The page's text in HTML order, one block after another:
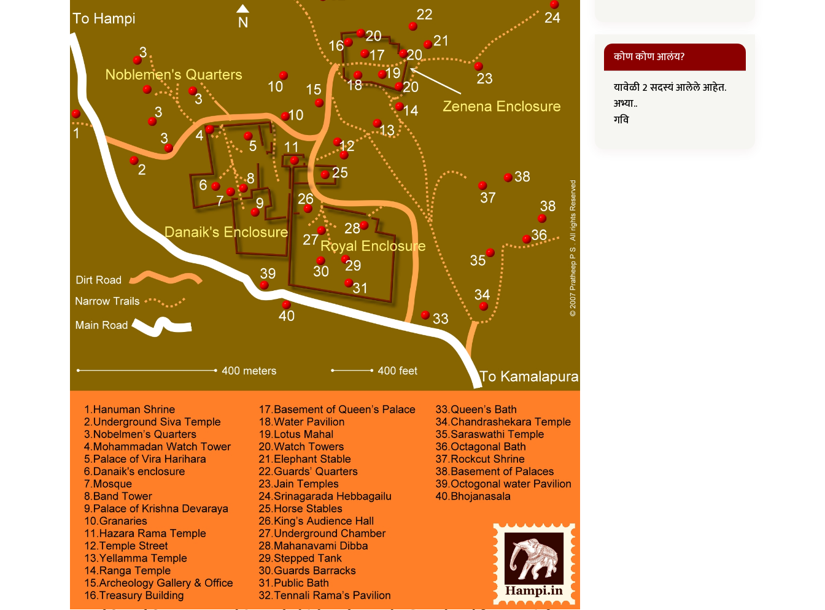
कोण कोण आलंय?
यावेळी 2 सदस्यं आलेले आहेत.
अभ्या..
गवि